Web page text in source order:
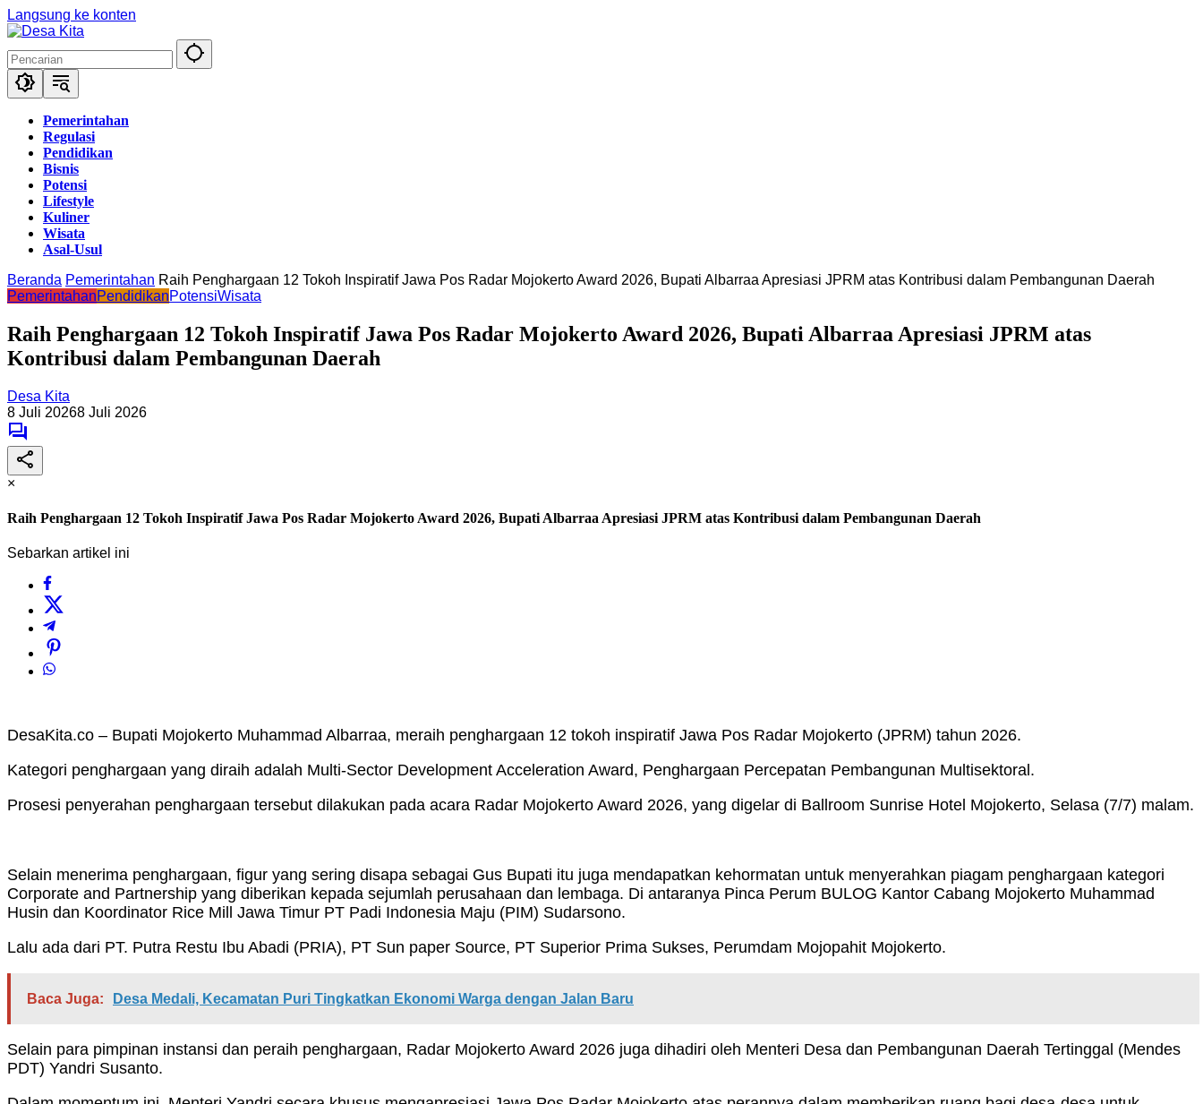
Langsung ke konten
Pemerintahan
Regulasi
Pendidikan
Bisnis
Potensi
Lifestyle
Kuliner
Wisata
Asal-Usul
Beranda Pemerintahan Raih Penghargaan 12 Tokoh Inspiratif Jawa Pos Radar Mojokerto Award 2026, Bupati Albarraa Apresiasi JPRM atas Kontribusi dalam Pembangunan Daerah
PemerintahanPendidikanPotensiWisata
Raih Penghargaan 12 Tokoh Inspiratif Jawa Pos Radar Mojokerto Award 2026, Bupati Albarraa Apresiasi JPRM atas
Kontribusi dalam Pembangunan Daerah
Desa Kita
8 Juli 20268 Juli 2026
×
Raih Penghargaan 12 Tokoh Inspiratif Jawa Pos Radar Mojokerto Award 2026, Bupati Albarraa Apresiasi JPRM atas Kontribusi dalam Pembangunan Daerah
Sebarkan artikel ini
DesaKita.co – Bupati Mojokerto Muhammad Albarraa, meraih penghargaan 12 tokoh inspiratif Jawa Pos Radar Mojokerto (JPRM) tahun 2026.
Kategori penghargaan yang diraih adalah Multi-Sector Development Acceleration Award, Penghargaan Percepatan Pembangunan Multisektoral.
Prosesi penyerahan penghargaan tersebut dilakukan pada acara Radar Mojokerto Award 2026, yang digelar di Ballroom Sunrise Hotel Mojokerto, Selasa (7/7) malam.
Selain menerima penghargaan, figur yang sering disapa sebagai Gus Bupati itu juga mendapatkan kehormatan untuk menyerahkan piagam penghargaan kategori
Corporate and Partnership yang diberikan kepada sejumlah perusahaan dan lembaga. Di antaranya Pinca Perum BULOG Kantor Cabang Mojokerto Muhammad
Husin dan Koordinator Rice Mill Jawa Timur PT Padi Indonesia Maju (PIM) Sudarsono.
Lalu ada dari PT. Putra Restu Ibu Abadi (PRIA), PT Sun paper Source, PT Superior Prima Sukses, Perumdam Mojopahit Mojokerto.
Baca Juga: Desa Medali, Kecamatan Puri Tingkatkan Ekonomi Warga dengan Jalan Baru
Selain para pimpinan instansi dan peraih penghargaan, Radar Mojokerto Award 2026 juga dihadiri oleh Menteri Desa dan Pembangunan Daerah Tertinggal (Mendes
PDT) Yandri Susanto.